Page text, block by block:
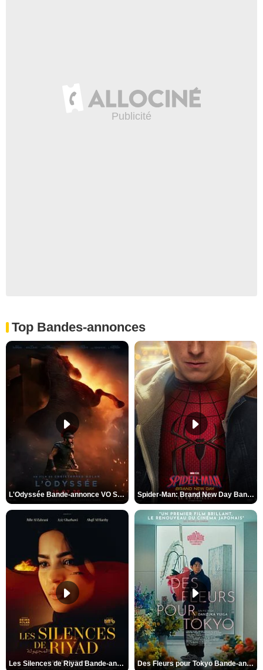
Top Bandes-annonces
L'Odyssée Bande-annonce VO STFR Spider-Man: Brand New Day Bande-annonce VO STFR
Les Silences de Riyad Bande-annonce VO STFR Des Fleurs pour Tokyo Bande-annonce VO STFR